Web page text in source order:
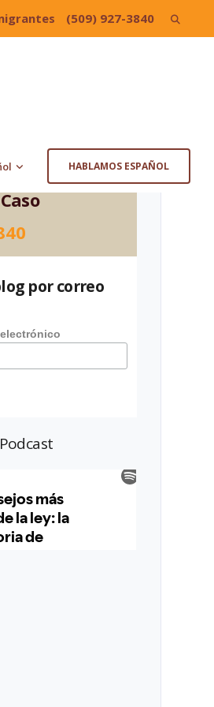
(509) 927-3840 Search
HABLAMOS ESPAÑOL
por correo